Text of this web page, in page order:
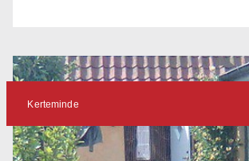
Kerteminde